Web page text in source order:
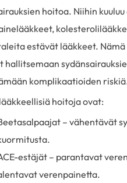
hoitoa. Niihin
estävät lääkkeet.
hallitsemaan
komplikaatioiden
hoitoja ovat:
– vähentävät
estäjät – parantavat
verenpainetta.